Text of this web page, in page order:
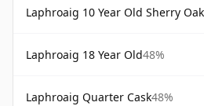
Laphroaig 10 Year Old Sherry
Laphroaig 18 Year Old48%
Laphroaig Quarter Cask48%